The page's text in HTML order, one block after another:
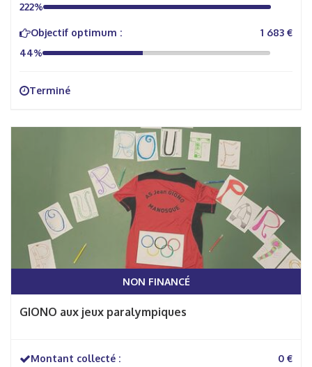
222%
Objectif optimum :
1 683 €
44%
Terminé
NON FINANCÉ
GIONO aux jeux paralympiques
Montant collecté : 0 €